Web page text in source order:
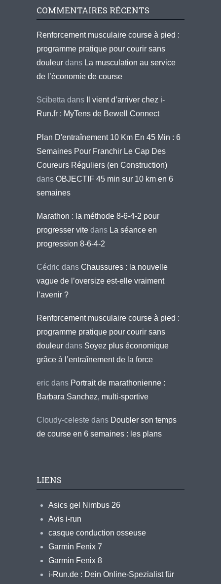
COMMENTAIRES RÉCENTS
Renforcement musculaire course à pied :
programme pratique pour courir sans
douleur dans La musculation au service
de l’économie de course
Scibetta dans
Il vient d’arriver chez i-
Run.fr : MyTens de Bewell Connect
Plan D'entraînement 10 Km En 45 Min : 6
Semaines Pour Franchir Le Cap Des
Coureurs Réguliers (en Construction)
dans OBJECTIF 45 min sur 10 km en 6
semaines
Marathon : la méthode 8-6-4-2 pour
progresser vite dans La séance en
progression 8-6-4-2
Cédric dans Chaussures : la nouvelle
vague de l’oversize est-elle vraiment
l’avenir ?
Renforcement musculaire course à pied :
programme pratique pour courir sans
douleur dans Soyez plus économique
grâce à l’entraînement de la force
eric dans Portrait de marathonienne :
Barbara Sanchez, multi-sportive
Cloudy-celeste dans Doubler son temps
de course en 6 semaines : les plans
LIENS
Asics gel Nimbus 26
Avis i-run
casque conduction osseuse
Garmin Fenix 7
Garmin Fenix 8
i-Run.de : Dein Online-Spezialist für